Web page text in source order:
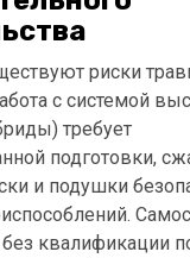
риски
с системой
требует
подготовки,
и подушки
квалификации